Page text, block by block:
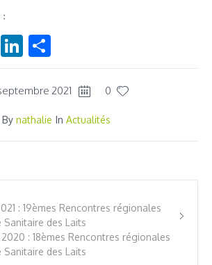
:
EmailLinkedIn
2021 0
By nathalie In Actualités
: 19èmes Rencontres régionales
Sanitaire des Laits
: 18èmes Rencontres régionales
Sanitaire des Laits